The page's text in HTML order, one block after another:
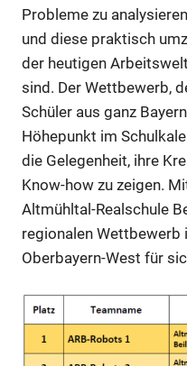
Probleme zu
und diese praktisch
der heutigen
sind. Der Wettbewerb,
Schüler aus ganz
Höhepunkt im
die Gelegenheit, ihre
Know-how zu zeigen.
Altmühltal-Realschule
regionalen
Oberbayern-West für